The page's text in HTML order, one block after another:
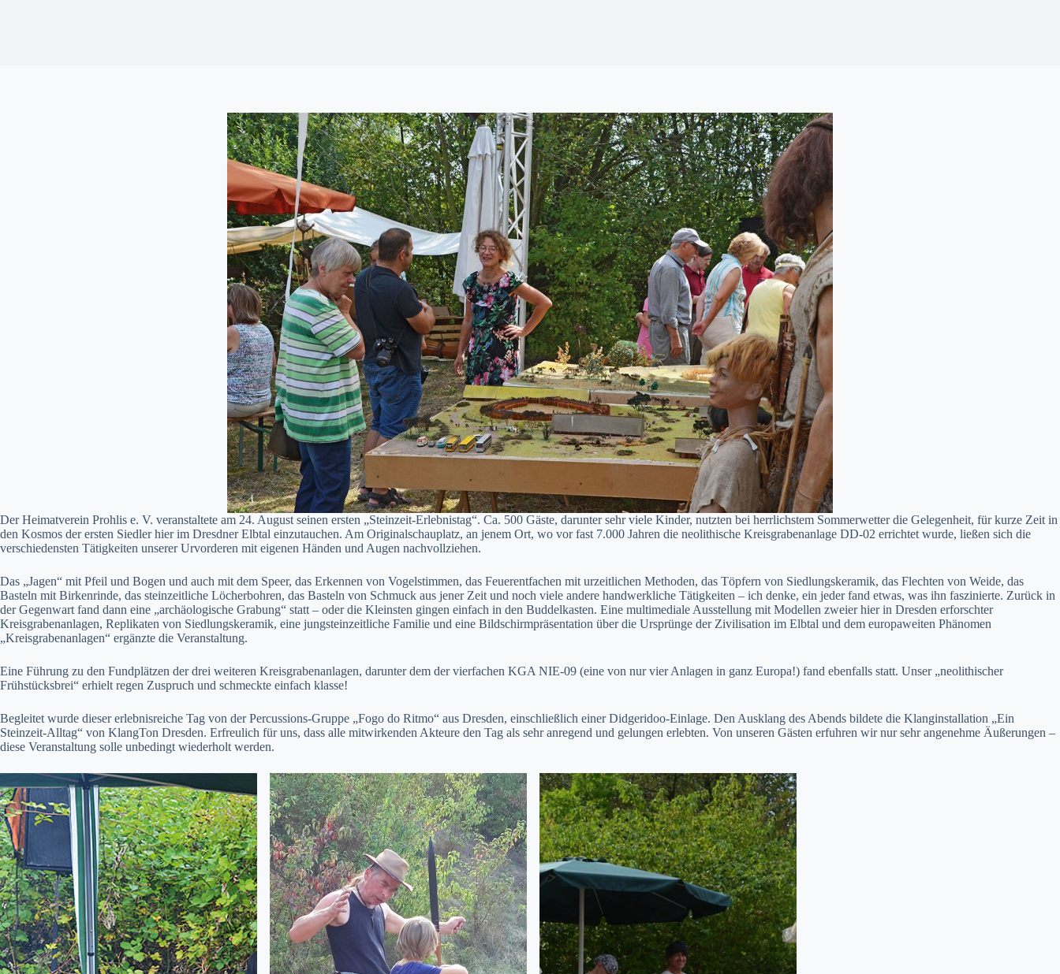
Der Heimatverein Prohlis e. V. veranstaltete am 24. August seinen ersten „Steinzeit-Erlebnistag“. Ca. 500 Gäste, darunter sehr viele Kinder, nutzten bei herrlichstem Sommerwetter die Gelegenheit, für kurze Zeit in
den Kosmos der ersten Siedler hier im Dresdner Elbtal einzutauchen. Am Originalschauplatz, an jenem Ort, wo vor fast 7.000 Jahren die neolithische Kreisgrabenanlage DD-02 errichtet wurde, ließen sich die
verschiedensten Tätigkeiten unserer Urvorderen mit eigenen Händen und Augen nachvollziehen.
Das „Jagen“ mit Pfeil und Bogen und auch mit dem Speer, das Erkennen von Vogelstimmen, das Feuerentfachen mit urzeitlichen Methoden, das Töpfern von Siedlungskeramik, das Flechten von Weide, das
Basteln mit Birkenrinde, das steinzeitliche Löcherbohren, das Basteln von Schmuck aus jener Zeit und noch viele andere handwerkliche Tätigkeiten – ich denke, ein jeder fand etwas, was ihn faszinierte. Zurück in
der Gegenwart fand dann eine „archäologische Grabung“ statt – oder die Kleinsten gingen einfach in den Buddelkasten. Eine multimediale Ausstellung mit Modellen zweier hier in Dresden erforschter
Kreisgrabenanlagen, Replikaten von Siedlungskeramik, eine jungsteinzeitliche Familie und eine Bildschirmpräsentation über die Ursprünge der Zivilisation im Elbtal und dem europaweiten Phänomen
„Kreisgrabenanlagen“ ergänzte die Veranstaltung.
Eine Führung zu den Fundplätzen der drei weiteren Kreisgrabenanlagen, darunter dem der vierfachen KGA NIE-09 (eine von nur vier Anlagen in ganz Europa!) fand ebenfalls statt. Unser „neolithischer
Frühstücksbrei“ erhielt regen Zuspruch und schmeckte einfach klasse!
Begleitet wurde dieser erlebnisreiche Tag von der Percussions-Gruppe „Fogo do Ritmo“ aus Dresden, einschließlich einer Didgeridoo-Einlage. Den Ausklang des Abends bildete die Klanginstallation „Ein
Steinzeit-Alltag“ von KlangTon Dresden. Erfreulich für uns, dass alle mitwirkenden Akteure den Tag als sehr anregend und gelungen erlebten. Von unseren Gästen erfuhren wir nur sehr angenehme Äußerungen –
diese Veranstaltung solle unbedingt wiederholt werden.